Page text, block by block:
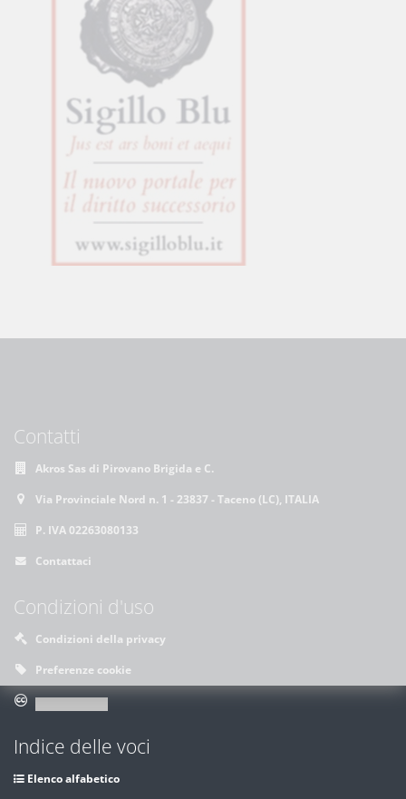
Contatti
Akros Sas di Pirovano Brigida e C.
Via Provinciale Nord n. 1 - 23837 - Taceno (LC), ITALIA
P. IVA 02263080133
Contattaci
Condizioni d'uso
Condizioni della privacy
Preferenze cookie
Indice delle voci
Elenco alfabetico